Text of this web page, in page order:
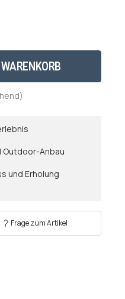
Outdoor-Anbau
und Erholung
Frage zum Artikel